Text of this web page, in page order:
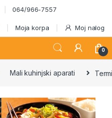
064/966-7557
Moja korpa Moj nalog
0
Mali kuhinjski aparati